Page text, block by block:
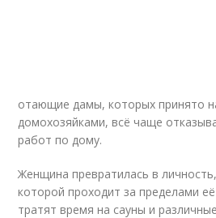
отающие дамы, которых принято
домохозяйками, всё чаще
работ по дому.
Женщина превратилась в
которой проходит за пределами
тратят время на сауны и